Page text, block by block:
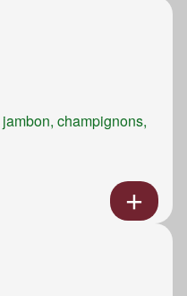
champignons,